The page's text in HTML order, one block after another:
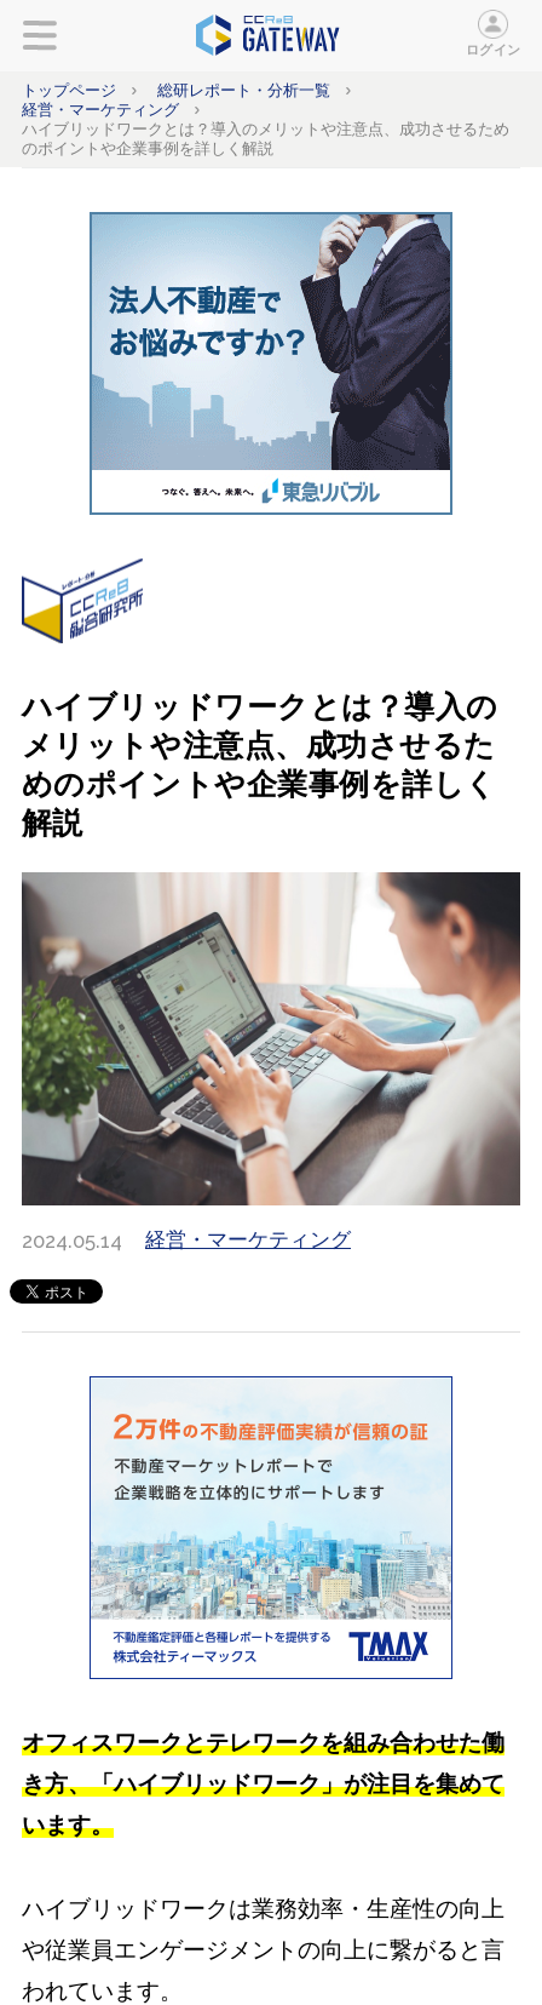
ログイン
トップページ
総研レポート・分析一覧
経営・マーケティング
ハイブリッドワークとは？導入のメリットや注意点、成功させるため
のポイントや企業事例を詳しく解説
ハイブリッドワークとは？導入の
メリットや注意点、成功させるた
めのポイントや企業事例を詳しく
解説
2024.05.14 経営・マーケティング
オフィスワークとテレワークを組み合わせた働
き方、「ハイブリッドワーク」が注目を集めて
います。
ハイブリッドワークは業務効率・生産性の向上
や従業員エンゲージメントの向上に繋がると言
われています。